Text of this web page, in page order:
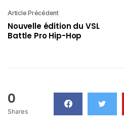
Article Précédent
Nouvelle édition du VSL
Battle Pro Hip-Hop
0
Shares